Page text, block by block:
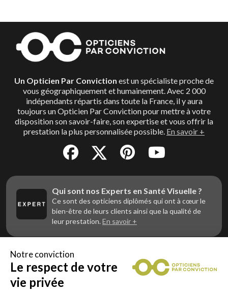
Un Opticien Par Conviction est un spécialiste proche de
vous géographiquement et humainement. Avec 2 000
indépendants répartis dans toute la France, il y aura
toujours un Opticien Par Conviction pour mettre à votre
disposition son savoir-faire, son expertise et vous offrir la
prestation la plus personnalisée possible. En savoir +
Qui sont nos Experts en Santé Visuelle ?
Ce sont des opticiens diplômés qui ont à cœur le
bien-être de leurs clients ainsi que la qualité de
leur prestation. En savoir +
Vous êtes un professionnel de la vue et
vous souhaitez nous rejoindre ?
Contactez Alliance Optic, la centrale d’achats et
Notre conviction
Le respect de votre
vie privée